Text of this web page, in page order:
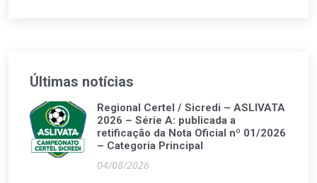
Últimas notícias
Regional Certel / Sicredi – ASLIVATA
2026 – Série A: publicada a
retificação da Nota Oficial nº 01/2026
– Categoria Principal
04/08/2026